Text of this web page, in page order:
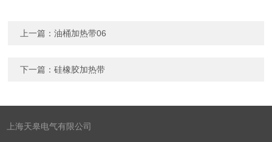
上一篇：油桶加热带06
下一篇：硅橡胶加热带
上海天皋电气有限公司